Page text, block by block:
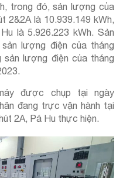
trong đó, sản lượng của
2&2A là 10.939.149 kWh,
là 5.926.223 kWh. Sản
lượng điện của tháng
lượng điện của tháng
được chụp tại ngày
đang trực vận hành tại
2A, Pá Hu thực hiện.